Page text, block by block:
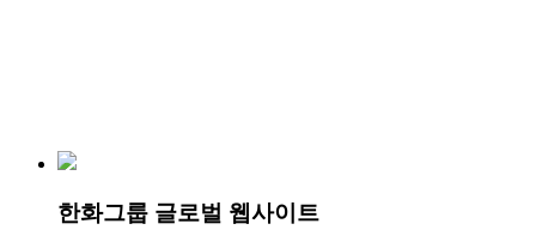
한화그룹 글로벌 웹사이트